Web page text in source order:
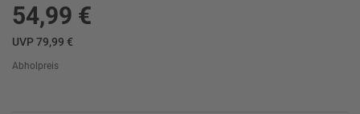
54,99 €
UVP 79,99 €
Abholpreis